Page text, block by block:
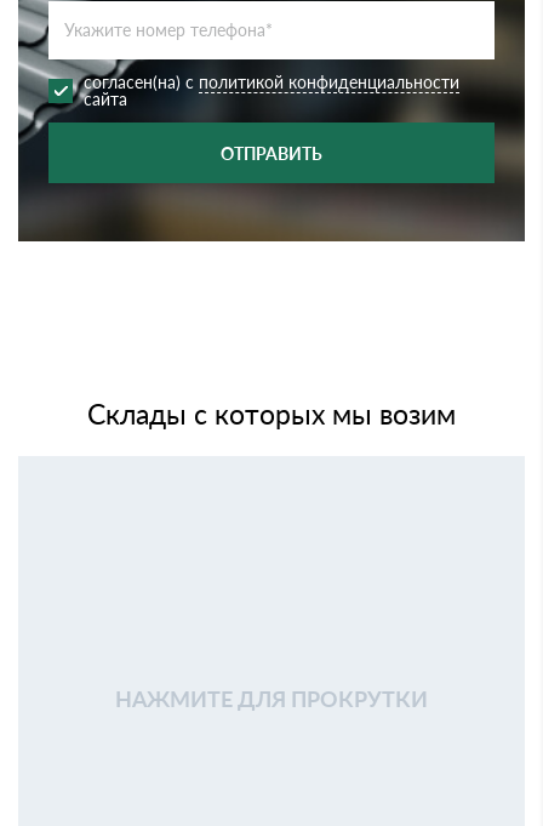
согласен(на) с политикой конфиденциальности
сайта
ОТПРАВИТЬ
Склады с которых мы возим
НАЖМИТЕ ДЛЯ ПРОКРУТКИ